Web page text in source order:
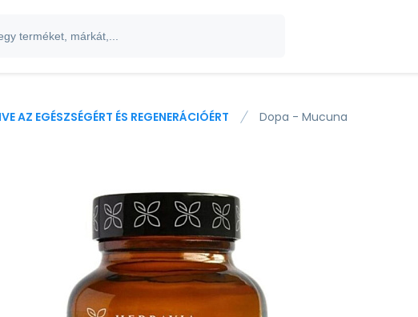
AZ EGÉSZSÉGÉRT ÉS REGENERÁCIÓÉRT Dopa - Mucuna